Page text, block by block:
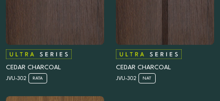
CEDAR CHARCOAL
JVU-302 RATA
CEDAR CHARCOAL
JVU-302 NAT